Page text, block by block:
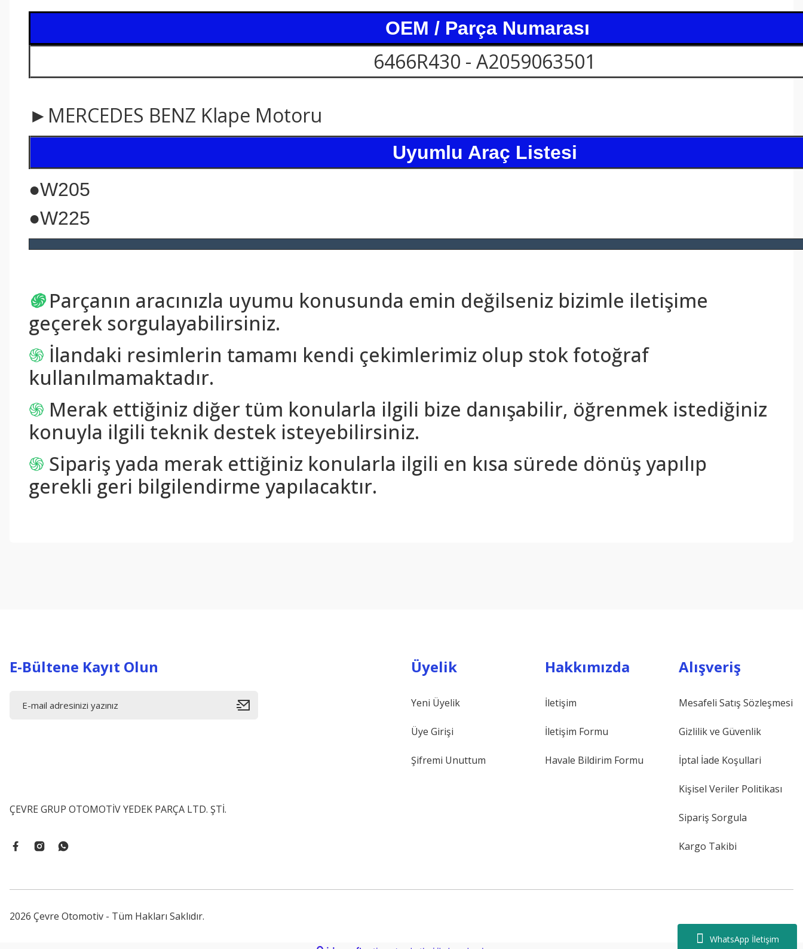
WhatsApp İletişim
OEM / Parça Numarası
6466R430 - A2059063501
►MERCEDES BENZ Klape Motoru
Uyumlu Araç Listesi
●W205
●W225
֍ Parçanın aracınızla uyumu konusunda emin değilseniz bizimle iletişime
geçerek sorgulayabilirsiniz.
֍ İlandaki resimlerin tamamı kendi çekimlerimiz olup stok fotoğraf
kullanılmamaktadır.
֍ Merak ettiğiniz diğer tüm konularla ilgili bize danışabilir, öğrenmek istediğiniz
konuyla ilgili teknik destek isteyebilirsiniz.
֍ Sipariş yada merak ettiğiniz konularla ilgili en kısa sürede dönüş yapılıp
gerekli geri bilgilendirme yapılacaktır.
E-Bültene Kayıt Olun
ÇEVRE GRUP OTOMOTİV YEDEK PARÇA LTD. ŞTİ.
Üyelik
Yeni Üyelik
Üye Girişi
Şifremi Unuttum
Hakkımızda
İletişim
İletişim Formu
Havale Bildirim Formu
Alışveriş
Mesafeli Satış Sözleşmesi
Gizlilik ve Güvenlik
İptal İade Koşullari
Kişisel Veriler Politikası
Sipariş Sorgula
Kargo Takibi
2026 Çevre Otomotiv - Tüm Hakları Saklıdır.